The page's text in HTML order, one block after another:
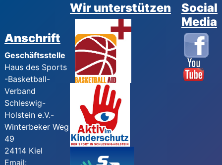
Anschrift
Geschäftsstelle
Haus des Sports
-Basketball-
Verband
Schleswig-
Holstein e.V.-
Winterbeker Weg
49
24114 Kiel
Email:
Wir unterstützen
Social
Media